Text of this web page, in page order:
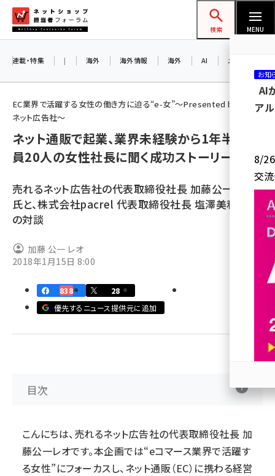
ン
ネットショップ担当者フォーラム
検索 MENU
amazon (2246)
yahoo (1900)
楽天 (1871)
ecbeing (1207)
base (1071)
revico (739)
連載・特集 | 海外 海外情報 海外 AI メタバース
EC業界で活躍する女性の働き方に迫る“e-女”～Presented by売れる
ネット広告社～
ネット通販で起業、業界未経験から1年半で社
員20人の女性社長に聞く成功ストーリー
売れるネット広告社の代表取締役社長 加藤公一レオ
氏と、株式会社pacrel 代表取締役社長 塩澤美和さん
の対談
加藤 公一 レオ
2018年1月15日 8:00
838
28
優先するニュース提供元に追加
目次
こんにちは、売れるネット広告社の代表取締役社長 加
藤公一レオです。本企画では“eコマース業界で活躍す
る女性”にフォーカスし、ネット通販（EC）に携わる経営
お知
AI
ア
8/26
交
参